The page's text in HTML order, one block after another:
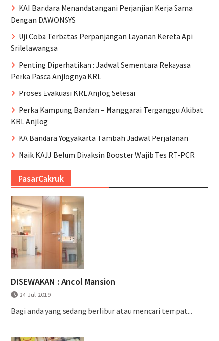
KAI Bandara Menandatangani Perjanjian Kerja Sama
Dengan DAWONSYS
Uji Coba Terbatas Perpanjangan Layanan Kereta Api
Srilelawangsa
Penting Diperhatikan : Jadwal Sementara Rekayasa
Perka Pasca Anjlognya KRL
Proses Evakuasi KRL Anjlog Selesai
Perka Kampung Bandan – Manggarai Terganggu Akibat
KRL Anjlog
KA Bandara Yogyakarta Tambah Jadwal Perjalanan
Naik KAJJ Belum Divaksin Booster Wajib Tes RT-PCR
PasarCakruk
DISEWAKAN : Ancol Mansion
24 Jul 2019
Bagi anda yang sedang berlibur atau mencari tempat...